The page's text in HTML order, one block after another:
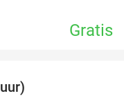
Gratis